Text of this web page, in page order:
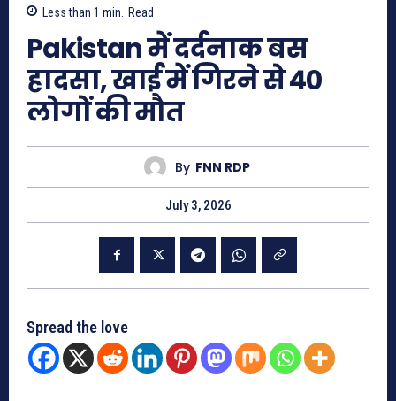
Less than 1 min. Read
Pakistan में दर्दनाक बस
हादसा, खाई में गिरने से 40
लोगों की मौत
By FNN RDP
July 3, 2026
Spread the love